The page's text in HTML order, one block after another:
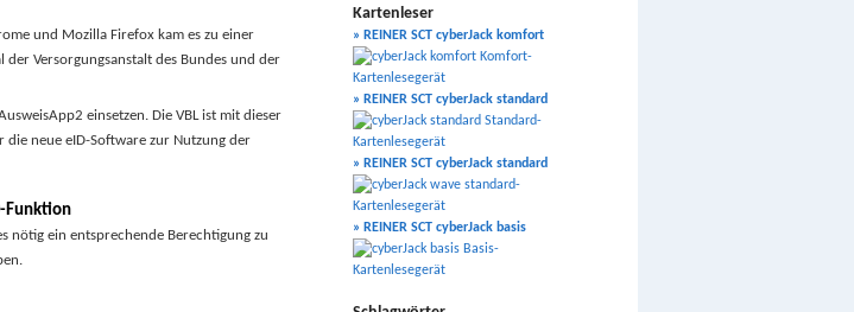
und Mozilla Firefox kam es zu einer
Versorgungsanstalt des Bundes und der
einsetzen. Die VBL ist mit dieser
die neue eID-Software zur Nutzung der
Funktion
nötig ein entsprechende Berechtigung zu
Kartenleser
» REINER SCT cyberJack komfort
» REINER SCT cyberJack standard
» REINER SCT cyberJack standard
» REINER SCT cyberJack basis